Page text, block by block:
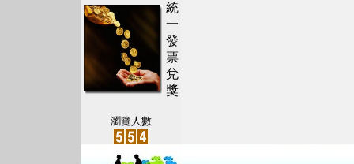
統
一
發
票
兌
獎
瀏覽人數